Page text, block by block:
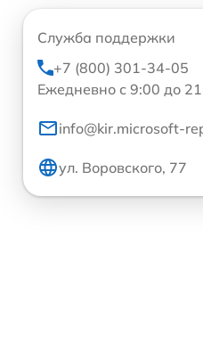
Служба поддержки
+7 (800) 301-34-05
Ежедневно с 9:00 до
info@kir.microsoft-
ул. Воровского, 77